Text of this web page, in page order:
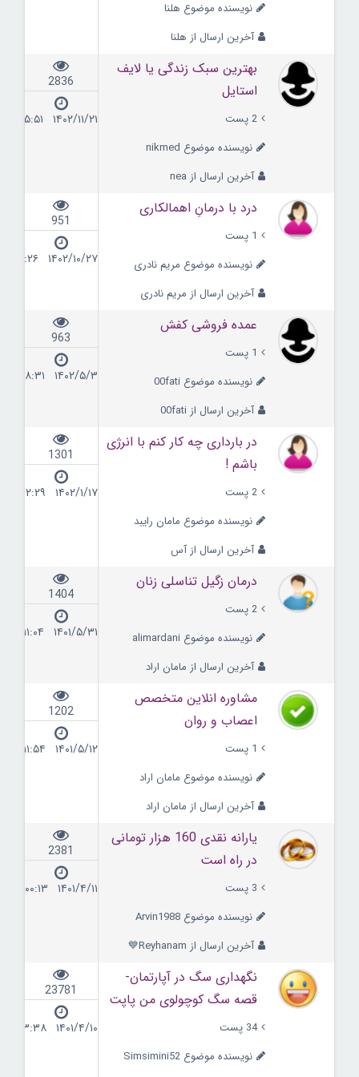
نویسنده موضوع هلنا
آخرین ارسال از هلنا
بهترین سبک زندگی یا لایف
استایل
2 پست
نویسنده موضوع nikmed
آخرین ارسال از nea
2836
۱۴۰۲/۱۱/۲۱ ۱۵:۵۱
درد با درمانِ اهمالکاری
1 پست
نویسنده موضوع مریم نادری
آخرین ارسال از مریم نادری
951
۱۴۰۲/۱۰/۲۷ ۱۶:۲۶
عمده فروشی کفش
1 پست
نویسنده موضوع 00fati
آخرین ارسال از 00fati
963
۱۴۰۲/۵/۳ ۱۸:۳۱
در بارداری چه کار کنم با انرژی
باشم !
2 پست
نویسنده موضوع مامان رایبد
آخرین ارسال از آس
1301
۱۴۰۲/۱/۱۷ ۱۲:۲۹
درمان زگیل تناسلی زنان
2 پست
نویسنده موضوع alimardani
آخرین ارسال از مامان اراد
1404
۱۴۰۱/۵/۳۱ ۱۱:۰۴
مشاوره انلاین متخصص
اعصاب و روان
1 پست
نویسنده موضوع مامان اراد
آخرین ارسال از مامان اراد
1202
۱۴۰۱/۵/۱۲ ۱۱:۵۴
یارانه نقدی 160 هزار تومانی
در راه است
3 پست
نویسنده موضوع Arvin1988
آخرین ارسال از Reyhanam💙
2381
۱۴۰۱/۴/۱۱ ۰۰:۱۳
نگهداری سگ در آپارتمان-
قصه سگ کوچولوی من پاپت
34 پست
نویسنده موضوع Simsimini52
23781
۱۴۰۱/۴/۱۰ ۱۳:۳۸